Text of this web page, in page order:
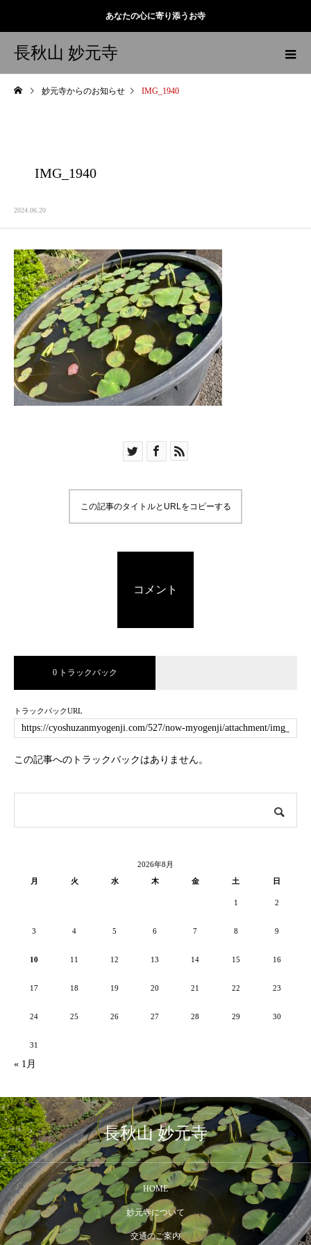
あなたの心に寄り添うお寺
長秋山 妙元寺
妙元寺からのお知らせ IMG_1940
IMG_1940
2024.06.20
この記事のタイトルとURLをコピーする
コメント
0 トラックバック
トラックバックURL
この記事へのトラックバックはありません。
2026年8月
月
火 水 木 金 土 日
1 2
3 4 5 6 7 8 9
10 11 12 13 14 15 16
17 18 19 20 21 22 23
24 25 26 27 28 29 30
31
« 1月
長秋山 妙元寺
HOME
妙元寺について
交通のご案内